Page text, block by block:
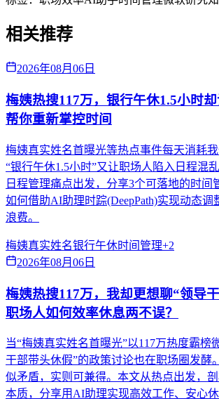
相关推荐
2026年08月06日
梅姨热搜117万，银行午休1.5小时
帮你重新掌控时间
梅姨真实姓名首曝光等热点事件每天消耗
“银行午休1.5小时”又让职场人陷入日程混
日程管理痛点出发，分享3个可落地的时间
如何借助AI助理时踪(DeepPath)实现动态调
浪费。
梅姨真实姓名银行午休时间管理+2
2026年08月06日
梅姨热搜117万，我却更想聊“领导干
职场人如何效率休息两不误？
当“梅姨真实姓名首曝光”以117万热度霸榜
干部带头休假”的政策讨论也在职场圈发酵
似矛盾，实则可兼得。本文从热点出发，
本质，分享用AI助理实现高效工作、安心休